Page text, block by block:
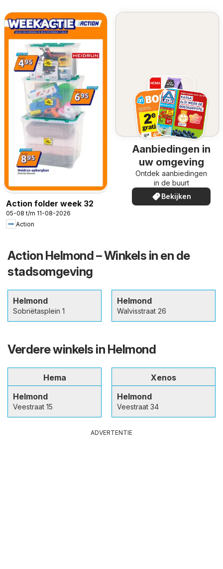
Action folder week 32
05-08 t/m 11-08-2026
Action
Aanbiedingen in
uw omgeving
Ontdek aanbiedingen
in de buurt
Bekijken
Action Helmond – Winkels in en de
stadsomgeving
Helmond
Sobriëtasplein 1
Helmond
Walvisstraat 26
Verdere winkels in Helmond
Hema
Helmond
Veestraat 15
Xenos
Helmond
Veestraat 34
ADVERTENTIE